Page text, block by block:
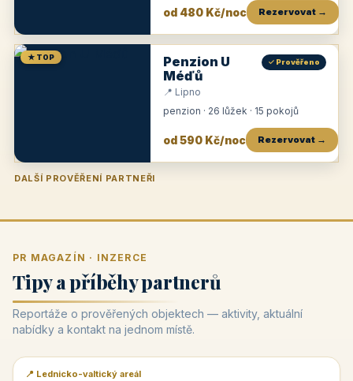
od 480 Kč/noc Rezervovat →
★ TOP
Penzion U
Méďů
✓ Prověřeno
📍 Lipno
penzion · 26 lůžek · 15 pokojů
od 590 Kč/noc Rezervovat →
DALŠÍ PROVĚŘENÍ PARTNEŘI
Penzion U Zámku Pension Faber
PR MAGAZÍN · INZERCE
Tipy a příběhy partnerů
Reportáže o prověřených objektech — aktivity, aktuální
nabídky a kontakt na jednom místě.
📰 PR článek
📍 Lednicko-valtický areál